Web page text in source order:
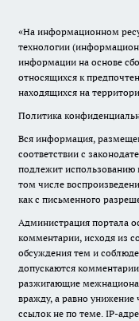
«На информационном
технологии
информации на основе
относящихся к
находящихся на
Политика
Вся информация,
соответствии с
подлежит
том числе
как с письменного
Администрация портала
комментарии, исходя из
обсуждения тем и
допускаются
разжигающие
вражду, а равно унижение
ссылок не по теме. IP-